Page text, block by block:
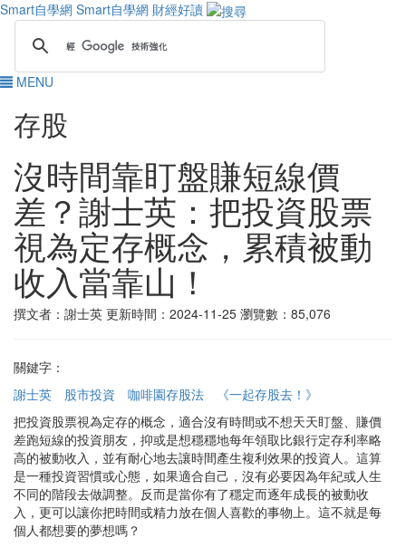
Smart自學網 Smart自學網 財經好讀
MENU
存股
沒時間靠盯盤賺短線價
差？謝士英：把投資股票
視為定存概念，累積被動
收入當靠山！
撰文者：謝士英 更新時間：2024-11-25 瀏覽數：85,076
關鍵字：
謝士英
股市投資 咖啡園存股法
《一起存股去！》
把投資股票視為定存的概念，適合沒有時間或不想天天盯盤、賺價
差跑短線的投資朋友，抑或是想穩穩地每年領取比銀行定存利率略
高的被動收入，並有耐心地去讓時間產生複利效果的投資人。這算
是一種投資習慣或心態，如果適合自己，沒有必要因為年紀或人生
不同的階段去做調整。反而是當你有了穩定而逐年成長的被動收
入，更可以讓你把時間或精力放在個人喜歡的事物上。這不就是每
個人都想要的夢想嗎？